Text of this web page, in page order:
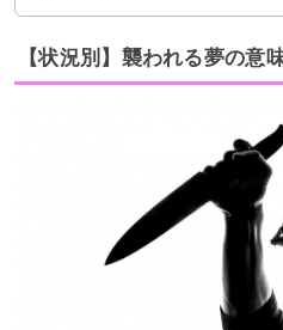
【状況別】襲われる夢の意